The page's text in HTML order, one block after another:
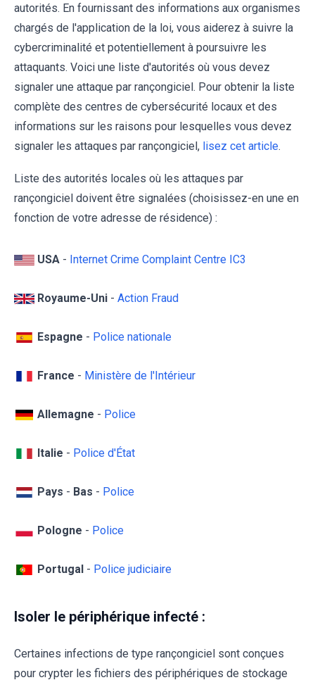
autorités. En fournissant des informations aux organismes
chargés de l'application de la loi, vous aiderez à suivre la
cybercriminalité et potentiellement à poursuivre les
attaquants. Voici une liste d'autorités où vous devez
signaler une attaque par rançongiciel. Pour obtenir la liste
complète des centres de cybersécurité locaux et des
informations sur les raisons pour lesquelles vous devez
signaler les attaques par rançongiciel, lisez cet article.
Liste des autorités locales où les attaques par
rançongiciel doivent être signalées (choisissez-en une en
fonction de votre adresse de résidence) :
USA - Internet Crime Complaint Centre IC3
Royaume-Uni - Action Fraud
Espagne - Police nationale
France - Ministère de l'Intérieur
Allemagne - Police
Italie - Police d'État
Pays - Bas - Police
Pologne - Police
Portugal - Police judiciaire
Isoler le périphérique infecté :
Certaines infections de type rançongiciel sont conçues
pour crypter les fichiers des périphériques de stockage